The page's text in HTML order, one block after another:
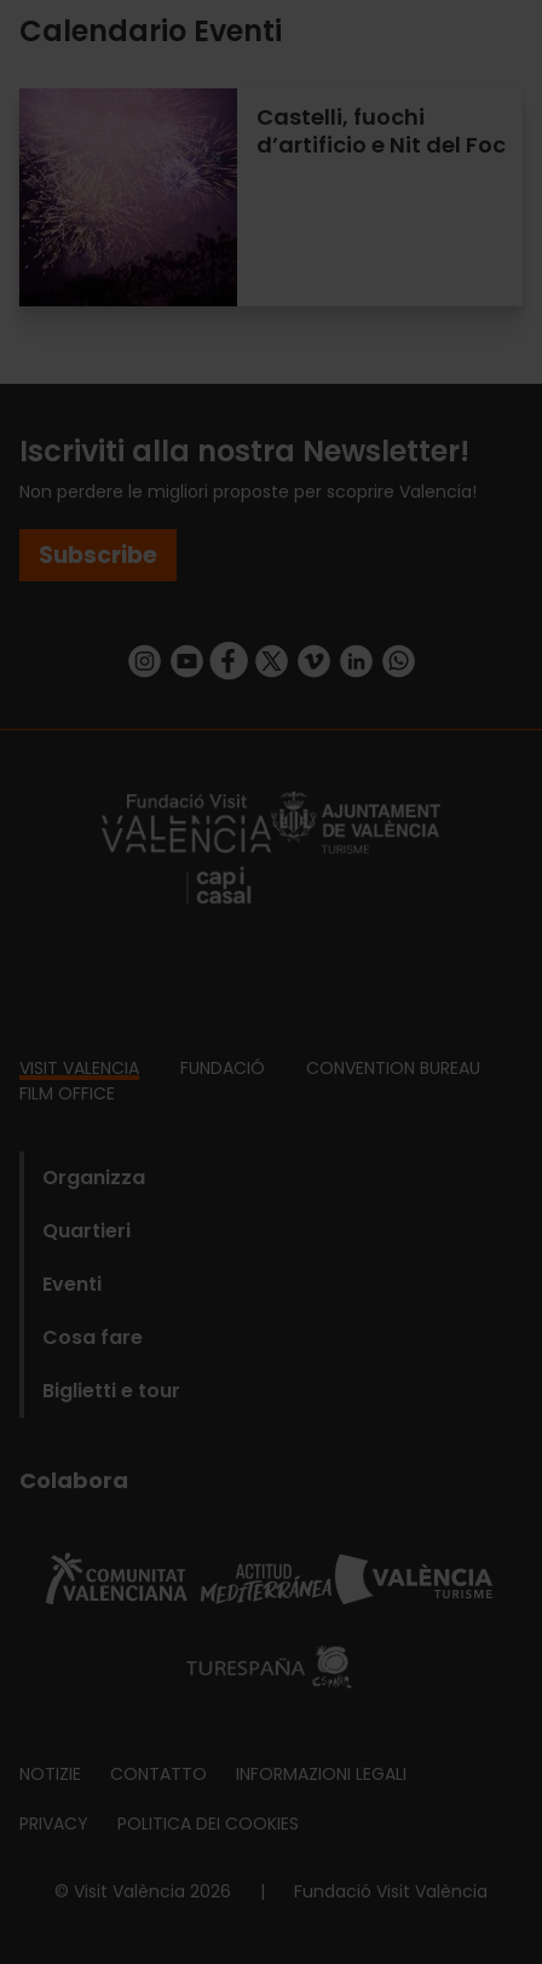
Calendario Eventi
Castelli, fuochi
d’artificio e Nit del Foc
Iscriviti alla nostra Newsletter!
Non perdere le migliori proposte per scoprire Valencia!
Subscribe
https://www.instagram.com/visit_valencia/
https://www.youtube.com/user/
https://www.facebook.com/
https://twitter.com/VisitaValencia
https://vimeo.com/
https://www.linkedin.com/company/turismo-valencia/https://api.whatsapp.com/send/
https://fundacion.visitvalencia.com/
Footer
VISIT VALENCIA FUNDACIÓ
CONVENTION BUREAU
FILM OFFICE
Organizza
Quartieri
Eventi
Cosa fare
Biglietti e tour
Colabora
Footer
about
NOTIZIE CONTATTO INFORMAZIONI LEGALI
PRIVACY POLITICA DEI COOKIES
© Visit València 2026 | Fundació Visit València